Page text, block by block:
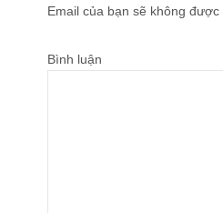
Email của bạn sẽ không được
Bình luận